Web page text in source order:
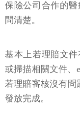
保險公司合作的
問清楚。
基本上若理賠文
或掃描相關文件、
若理賠審核沒有問
發放完成。